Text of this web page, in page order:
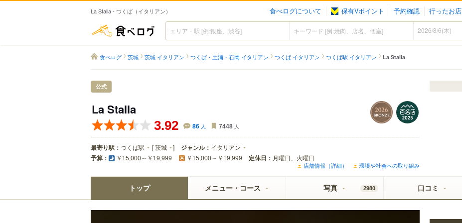
La Stalla - つくば（イタリアン） 食べログについて 保有Vポイント 予約確認 行ったお店
食べログ
食べログ 茨城 茨城 イタリアン つくば・土浦・石岡 イタリアン つくば イタリアン つくば駅 イタリアン La Stalla
公式
La Stalla
3.92 86 人 7448 人
最寄り駅： つくば駅 [茨城 ] ジャンル： イタリアン
予算： ￥15,000～￥19,999 ￥15,000～￥19,999 定休日： 月曜日、火曜日
店舗情報（詳細） 環境や社会への取り組み
トップ メニュー・コース 写真 2980 口コミ